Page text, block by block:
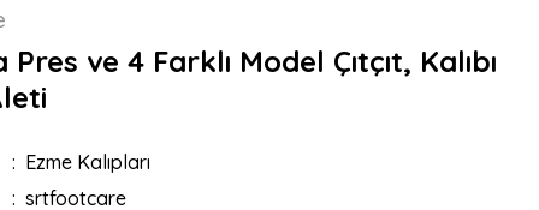
ve 4 Farklı Model Çıtçıt, Kalıbı
Ezme Kalıpları
srtfootcare